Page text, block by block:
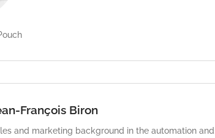
François Biron
and marketing background in the automation